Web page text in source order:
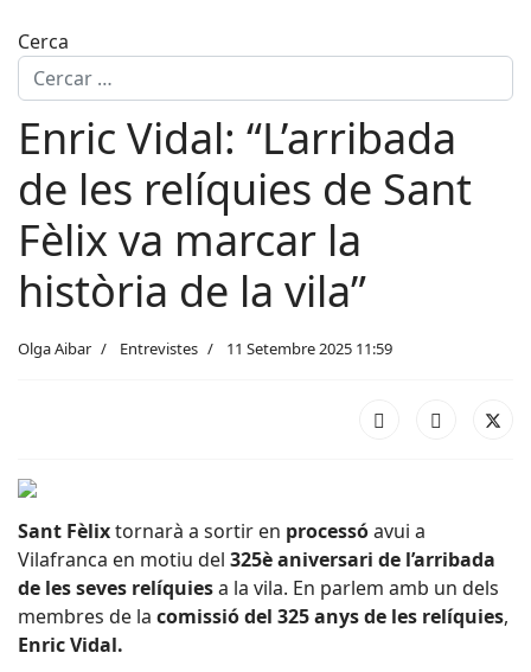
Cerca
Enric Vidal: “L’arribada
de les relíquies de Sant
Fèlix va marcar la
història de la vila”
Olga Aibar Entrevistes 11 Setembre 2025 11:59
Sant Fèlixtornarà a sortir en processóavui a
Vilafranca en motiu del 325è aniversari de l’arribada
de les seves relíquiesa la vila. En parlem amb un dels
membres de la comissió del 325 anys de les relíquies,
Enric Vidal.